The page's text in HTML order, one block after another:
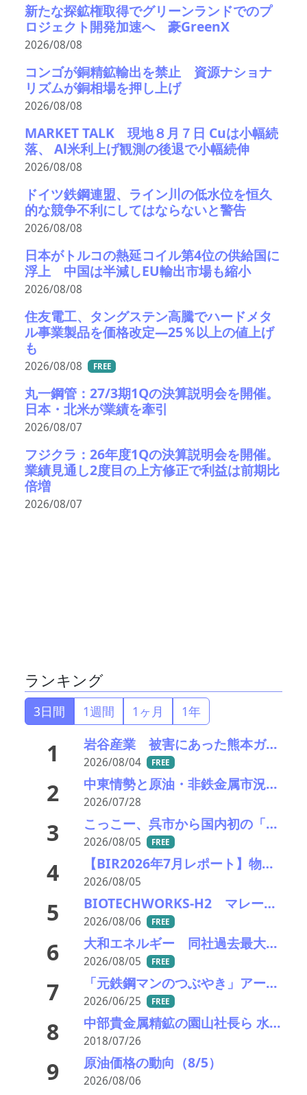
新たな探鉱権取得でグリーンランドでのプ
ロジェクト開発加速へ 豪GreenX
2026/08/08
コンゴが銅精鉱輸出を禁止 資源ナショナ
リズムが銅相場を押し上げ
2026/08/08
MARKET TALK 現地８月７日 Cuは小幅続
落、 Al米利上げ観測の後退で小幅続伸
2026/08/08
ドイツ鉄鋼連盟、ライン川の低水位を恒久
的な競争不利にしてはならないと警告
2026/08/08
日本がトルコの熱延コイル第4位の供給国に
浮上 中国は半減しEU輸出市場も縮小
2026/08/08
住友電工、タングステン高騰でハードメタ
ル事業製品を価格改定―25％以上の値上げ
も
2026/08/08 FREE
丸一鋼管：27/3期1Qの決算説明会を開催。
日本・北米が業績を牽引
2026/08/07
フジクラ：26年度1Qの決算説明会を開催。
業績見通し2度目の上方修正で利益は前期比
倍増
2026/08/07
ランキング
3日間 1週間 1ヶ月 1年
1 岩谷産業 被害にあった熊本ガスセンターの稼働を再開
2026/08/04 FREE
2 中東情勢と原油・非鉄金属市況の行方――エモリファンドマネジメントの江守哲氏に聞く
2026/07/28
3 こっこー、呉市から国内初の「グリーン水素×資源再生」モデル構築に向けた実証実験を開始
2026/08/05 FREE
4 【BIR2026年7月レポート】物流コスト増がリサイクル市場に影響
2026/08/05
5 BIOTECHWORKS-H2 マレーシア／廃棄物起源水素製造事業実施可能性調査事業が、経産省の令7年補正グローバルサウス未来志向型共創等事業費補助金に採択
2026/08/06 FREE
6 大和エネルギー 同社過去最大規模となる太陽光発電所のリパワリングを実施
2026/08/05 FREE
7 「元鉄鋼マンのつぶやき」アーカイブ
2026/06/25 FREE
8 中部貴金属精鉱の園山社長ら 水質汚濁防止法違反の疑いで逮捕さる
2018/07/26
9 原油価格の動向（8/5）
2026/08/06